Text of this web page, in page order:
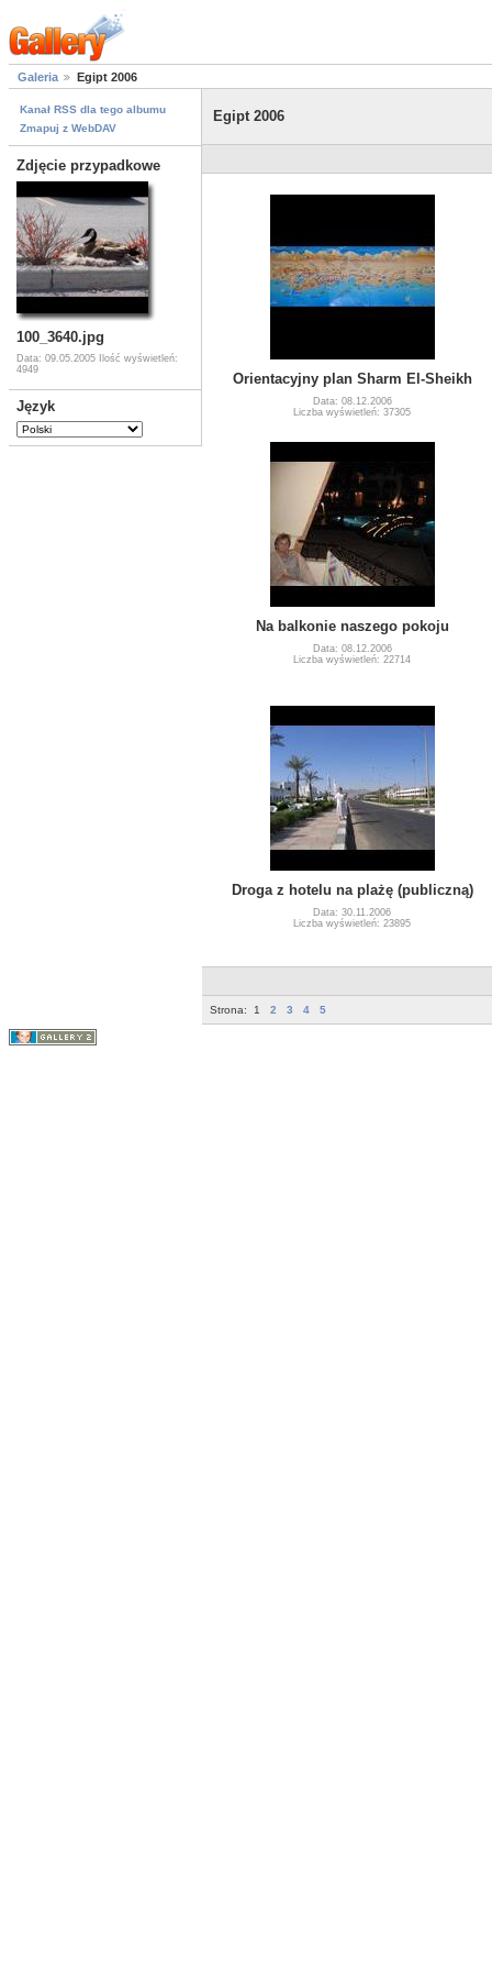
Galeria Egipt 2006
Kanał RSS dla tego albumu
Zmapuj z WebDAV
Zdjęcie przypadkowe
100_3640.jpg
Data: 09.05.2005
Ilość wyświetleń:
4949
Język
Egipt 2006
Orientacyjny plan Sharm El-Sheikh
Data: 08.12.2006
Liczba wyświetleń: 37305
Na balkonie naszego pokoju
Data: 08.12.2006
Liczba wyświetleń: 22714
Droga z hotelu na plażę (publiczną)
Data: 30.11.2006
Liczba wyświetleń: 23895
Strona: 1 2 3 4 5